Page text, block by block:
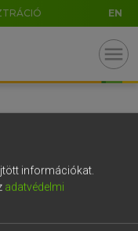
EN
menu
információkat.
adatvédelmi
- AltGr